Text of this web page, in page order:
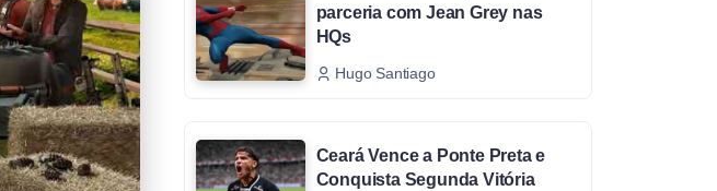
parceria com Jean Grey nas
HQs
Hugo Santiago
Ceará Vence a Ponte Preta e
Conquista Segunda Vitória